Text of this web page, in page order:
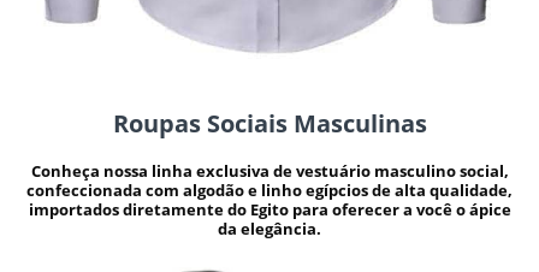
Roupas Sociais Masculinas
Conheça nossa linha exclusiva de vestuário masculino social,
confeccionada com algodão e linho egípcios de alta qualidade,
importados diretamente do Egito para oferecer a você o ápice
da elegância.